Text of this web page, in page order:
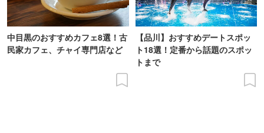
中目黒のおすすめカフェ8選！古
民家カフェ、チャイ専門店など
【品川】おすすめデートスポッ
ト18選！定番から話題のスポッ
トまで